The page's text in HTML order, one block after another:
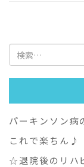
検
索:
パーキンソン病
これで楽ちん
☆退院後のリハ